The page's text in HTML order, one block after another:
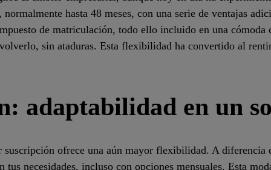
normalmente hasta 48 meses, con una serie de
e incluso el impuesto de matriculación, todo ello
devolverlo, sin ataduras. Esta flexibilidad ha
adaptabilidad en un
ofrece una aún mayor flexibilidad. A
necesidades, incluso con opciones mensuales. Esta